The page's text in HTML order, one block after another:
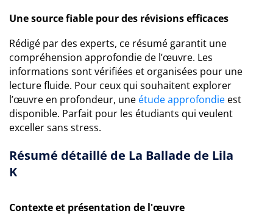
Une source fiable pour des révisions efficaces
Rédigé par des experts, ce résumé garantit une
compréhension approfondie de l’œuvre. Les
informations sont vérifiées et organisées pour une
lecture fluide. Pour ceux qui souhaitent explorer
l’œuvre en profondeur, une étude approfondie est
disponible. Parfait pour les étudiants qui veulent
exceller sans stress.
Résumé détaillé de La Ballade de Lila
K
Contexte et présentation de l'œuvre